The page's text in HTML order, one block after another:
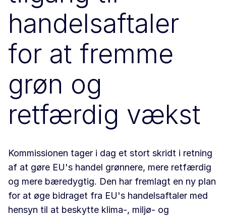
handelsaftaler
for at fremme
grøn og
retfærdig vækst
Kommissionen tager i dag et stort skridt i retning
af at gøre EU's handel grønnere, mere retfærdig
og mere bæredygtig. Den har fremlagt en ny plan
for at øge bidraget fra EU's handelsaftaler med
hensyn til at beskytte klima-, miljø- og